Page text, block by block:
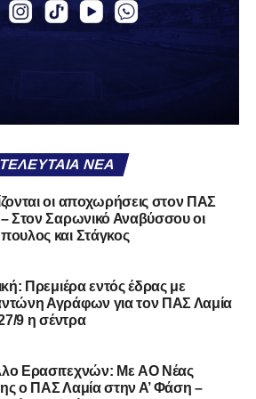
ξανά ή να το χαρίσεις. Η Λαμία
θέλει να είναι. Και αυτό είναι πάντα
αντί για παράγοντες
με τις «χάρες» των άλλων
αδυναμίες. Σαν να ψάχνεις
δεν βρέχει, ενώ κρατάς
δεν μπορεί να εκπέμπει
Δεν γίνεται να μιλά για «κέντρα
και «αδικίες».
Τη διορθώνουν.Βέβαια αυτό
ΤΕΛΕΥΤΑΊΑ ΝΈΑ
οι αποχωρήσεις στον ΠΑΣ
Στον Σαρωνικό Αναβύσσου οι
και Στάγκος
Πρεμιέρα εντός έδρας με
Αγράφων για τον ΠΑΣ Λαμία
9 η σέντρα
Ερασιτεχνών: Με AO Nέας
ο ΠΑΣ Λαμία στην Α’ Φάση –